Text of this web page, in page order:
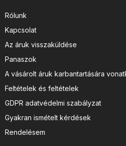
Rólunk
Kapcsolat
Az áruk visszaküldése
Panaszok
A vásárolt áruk karbantartására
Feltételek és feltételek
GDPR adatvédelmi szabályzat
Gyakran ismételt kérdések
Rendelésem